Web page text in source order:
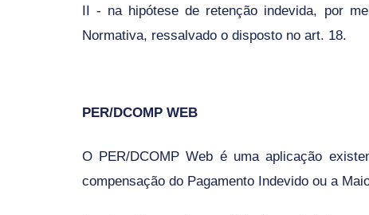
II - na hipótese de retenção indevida, por
Normativa, ressalvado o disposto no art. 18.
PER/DCOMP WEB
O PER/DCOMP Web é uma aplicação
compensação do Pagamento Indevido ou a